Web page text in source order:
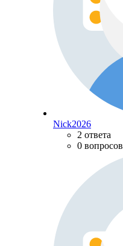
Nick2026
2 ответа
0 вопросов